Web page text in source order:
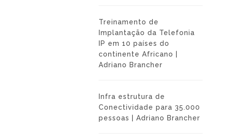
Treinamento de
Implantação da Telefonia
IP em 10 países do
continente Africano |
Adriano Brancher
Infra estrutura de
Conectividade para 35.000
pessoas | Adriano Brancher